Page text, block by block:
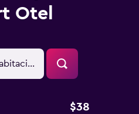
Otel
$38